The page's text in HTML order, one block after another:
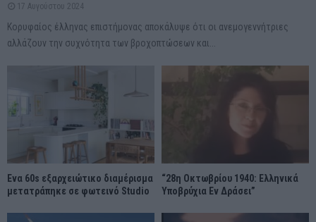
17 Αυγούστου 2024
Κορυφαίος έλληνας επιστήμονας αποκάλυψε ότι οι ανεμογεννήτριες
αλλάζουν την συχνότητα των βροχοπτώσεων και...
Ένα 60s εξαρχειώτικο διαμέρισμα
μετατράπηκε σε φωτεινό Studio
“28η Οκτωβρίου 1940: Ελληνικά
Υποβρύχια Εν Δράσει”